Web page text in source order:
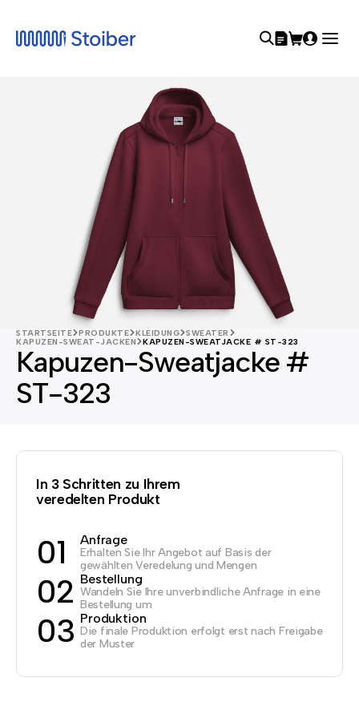
STARTSEITE PRODUKTE KLEIDUNG
SWEATER
KAPUZEN-SWEAT-JACKEN
KAPUZEN-SWEATJACKE # ST-323
Kapuzen-Sweatjacke #
ST-323
In 3 Schritten zu Ihrem
veredelten Produkt
01 Anfrage
Erhalten Sie Ihr Angebot auf Basis der
gewählten Veredelung und Mengen
02 Bestellung
Wandeln Sie Ihre unverbindliche Anfrage in eine
Bestellung um
03 Produktion
Die finale Produktion erfolgt erst nach Freigabe
der Muster